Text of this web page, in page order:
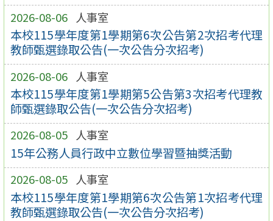
2026-08-06 人事室
本校115學年度第1學期第6次公告第2次招考代理
教師甄選錄取公告(一次公告分次招考)
2026-08-06 人事室
本校115學年度第1學期第5公告第3次招考代理教
師甄選錄取公告(一次公告分次招考)
2026-08-05 人事室
15年公務人員行政中立數位學習暨抽獎活動
2026-08-05 人事室
本校115學年度第1學期第6次公告第1次招考代理
教師甄選錄取公告(一次公告分次招考)